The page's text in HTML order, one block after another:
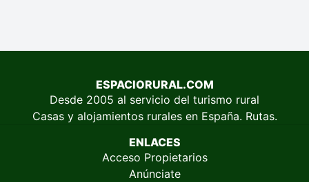
ESPACIORURAL.COM
Desde 2005 al servicio del turismo rural
Casas y alojamientos rurales en España. Rutas.
ENLACES
Acceso Propietarios
Anúnciate